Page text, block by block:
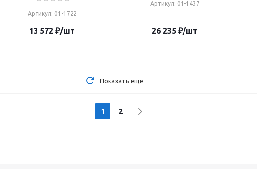
Артикул: 01-1722
13 572 ₽/шт
Артикул: 01-1437
26 235 ₽/шт
Показать еще
1 2